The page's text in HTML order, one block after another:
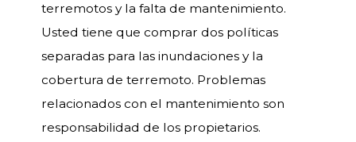
terremotos y la falta de mantenimiento.
Usted tiene que comprar dos políticas
separadas para las inundaciones y la
cobertura de terremoto. Problemas
relacionados con el mantenimiento son
responsabilidad de los propietarios.